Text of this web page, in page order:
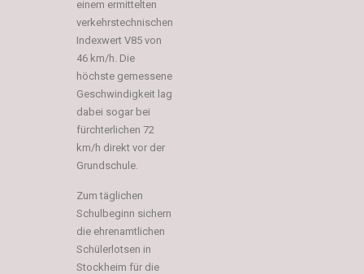
einem ermittelten
verkehrstechnischen
Indexwert V85 von
46 km/h. Die
höchste gemessene
Geschwindigkeit lag
dabei sogar bei
fürchterlichen 72
km/h direkt vor der
Grundschule.
Zum täglichen
Schulbeginn sichern
die ehrenamtlichen
Schülerlotsen in
Stockheim für die